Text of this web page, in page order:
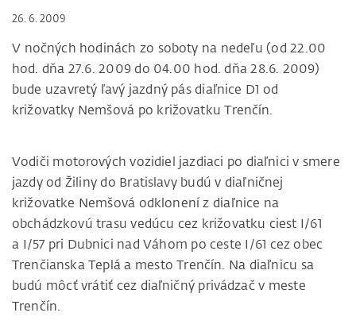
26. 6. 2009
V nočných hodinách zo soboty na nedeľu (od 22.00
hod. dňa 27.6. 2009 do 04.00 hod. dňa 28.6. 2009)
bude uzavretý ľavý jazdný pás diaľnice D1 od
križovatky Nemšová po križovatku Trenčín.
Vodiči motorových vozidiel jazdiaci po diaľnici v smere
jazdy od Žiliny do Bratislavy budú v diaľničnej
križovatke Nemšová odklonení z diaľnice na
obchádzkovú trasu vedúcu cez križovatku ciest I/61
a I/57 pri Dubnici nad Váhom po ceste I/61 cez obec
Trenčianska Teplá a mesto Trenčín. Na diaľnicu sa
budú môcť vrátiť cez diaľničný privádzač v meste
Trenčín.